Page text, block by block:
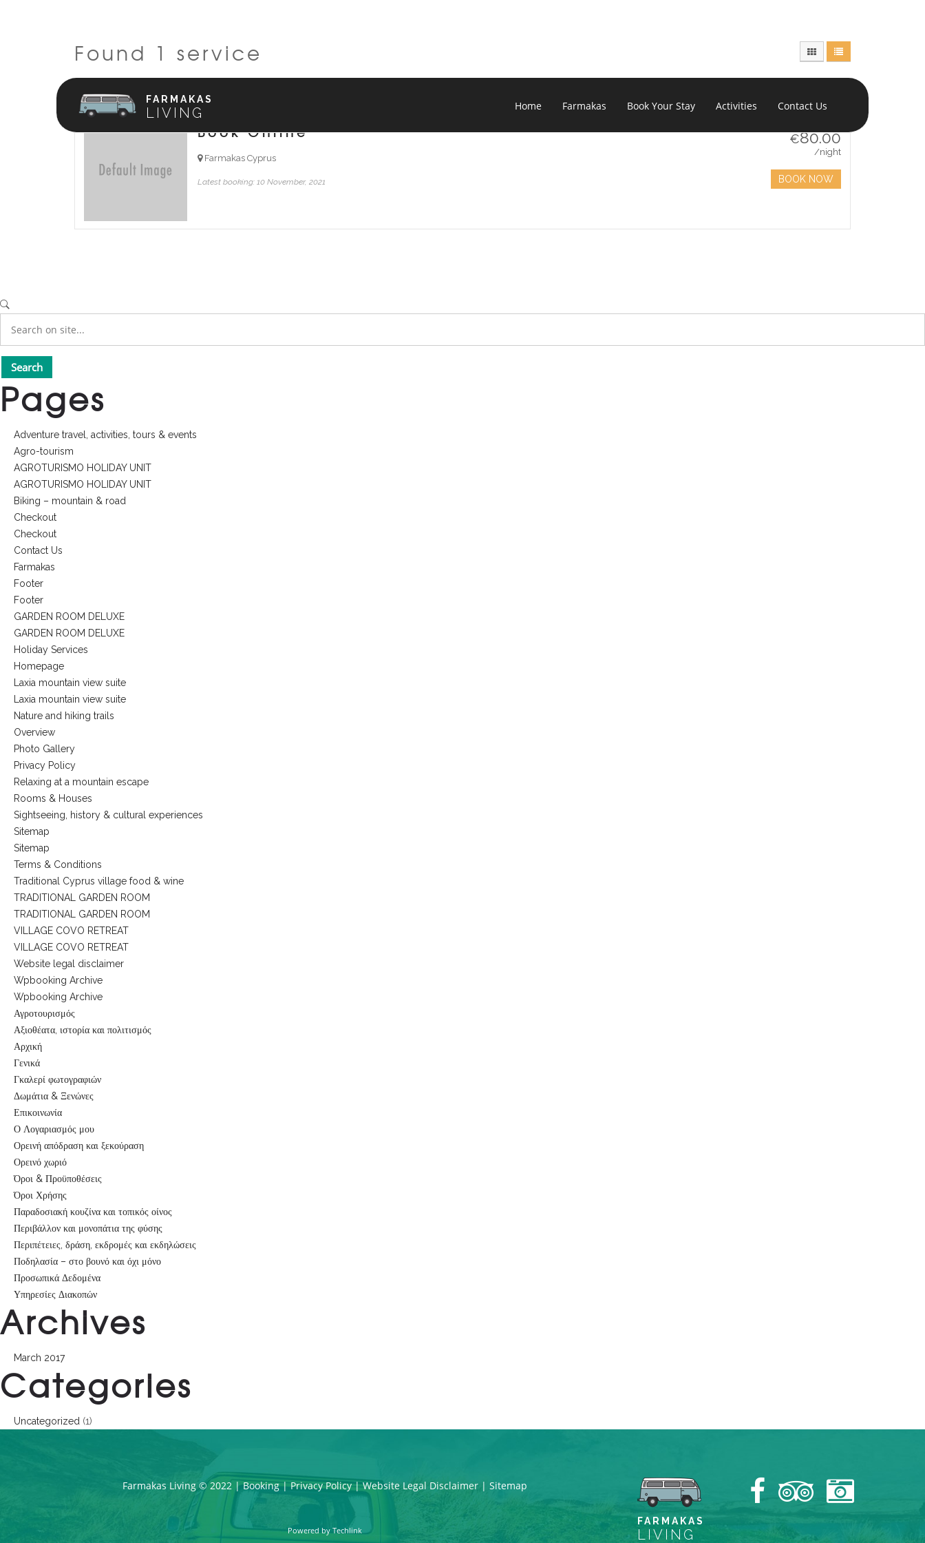
FARMAKAS
LIVING Home Farmakas Book Your Stay Activities Contact Us
Found 1 service
Book Online
Farmakas Cyprus
Latest booking: 10 November, 2021
€80.00
/night
BOOK NOW
Pages
Adventure travel, activities, tours & events
Agro-tourism
AGROTURISMO HOLIDAY UNIT
AGROTURISMO HOLIDAY UNIT
Biking – mountain & road
Checkout
Checkout
Contact Us
Farmakas
Footer
Footer
GARDEN ROOM DELUXE
GARDEN ROOM DELUXE
Holiday Services
Homepage
Laxia mountain view suite
Laxia mountain view suite
Nature and hiking trails
Overview
Photo Gallery
Privacy Policy
Relaxing at a mountain escape
Rooms & Houses
Sightseeing, history & cultural experiences
Sitemap
Sitemap
Terms & Conditions
Traditional Cyprus village food & wine
TRADITIONAL GARDEN ROOM
TRADITIONAL GARDEN ROOM
VILLAGE COVO RETREAT
VILLAGE COVO RETREAT
Website legal disclaimer
Wpbooking Archive
Wpbooking Archive
Αγροτουρισμός
Αξιοθέατα, ιστορία και πολιτισμός
Αρχική
Γενικά
Γκαλερί φωτογραφιών
Δωμάτια & Ξενώνες
Επικοινωνία
Ο Λογαριασμός μου
Ορεινή απόδραση και ξεκούραση
Ορεινό χωριό
Όροι & Προϋποθέσεις
Όροι Χρήσης
Παραδοσιακή κουζίνα και τοπικός οίνος
Περιβάλλον και μονοπάτια της φύσης
Περιπέτειες, δράση, εκδρομές και εκδηλώσεις
Ποδηλασία – στο βουνό και όχι μόνο
Προσωπικά Δεδομένα
Υπηρεσίες Διακοπών
Archives
March 2017
Categories
Uncategorized (1)
Farmakas Living © 2022 |Booking|Privacy Policy|Website Legal Disclaimer | Sitemap
Powered by Techlink
FARMAKAS
LIVING